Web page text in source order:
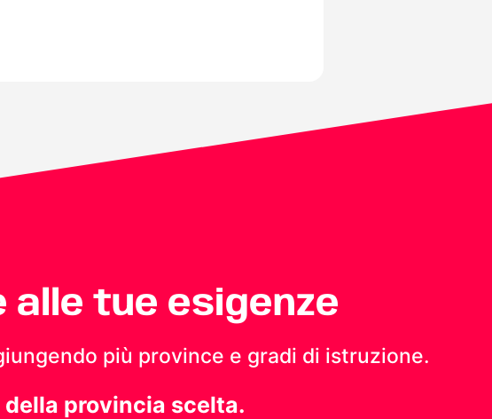
tue esigenze
più province e gradi di istruzione.
provincia scelta.